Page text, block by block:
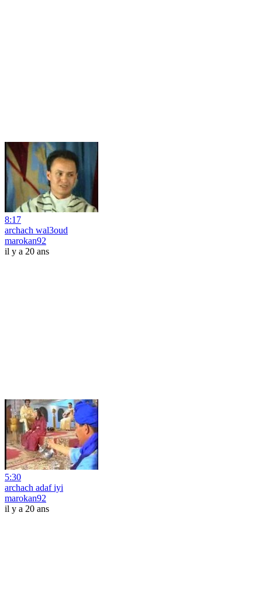
8:17
archach wal3oud
marokan92
il y a 20 ans
5:30
archach adaf iyi
marokan92
il y a 20 ans